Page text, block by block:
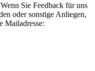
Sie Feedback für uns
oder sonstige Anliegen,
Mailadresse: